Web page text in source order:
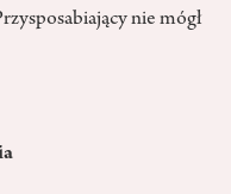
nie mógł